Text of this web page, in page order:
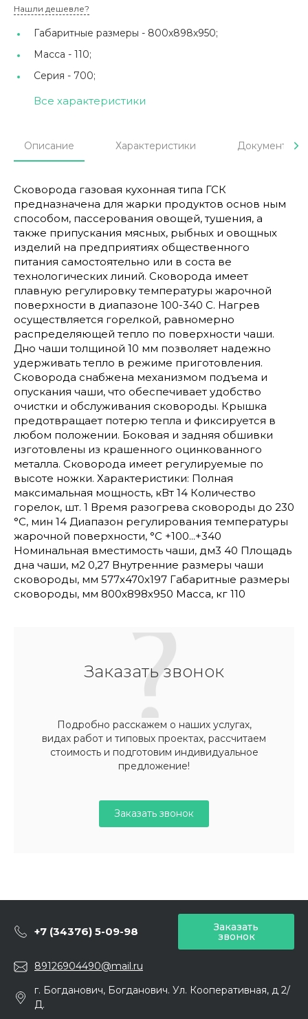
Нашли дешевле?
Габаритные размеры - 800х898х950;
Масса - 110;
Серия - 700;
Все характеристики
Описание Характеристики Документы
Сковорода газовая кухонная типа ГСК
предназначена для жарки продуктов основ ным
способом, пассерования овощей, тушения, а
также припускания мясных, рыбных и овощных
изделий на предприятиях общественного
питания самостоятельно или в соста ве
технологических линий. Сковорода имеет
плавную регулировку температуры жарочной
поверхности в диапазоне 100-340 С. Нагрев
осуществляется горелкой, равномерно
распределяющей тепло по поверхности чаши.
Дно чаши толщиной 10 мм позволяет надежно
удерживать тепло в режиме приготовления.
Сковорода снабжена механизмом подъема и
опускания чаши, что обеспечивает удобство
очистки и обслуживания сковороды. Крышка
предотвращает потерю тепла и фиксируется в
любом положении. Боковая и задняя обшивки
изготовлены из крашенного оцинкованного
металла. Сковорода имеет регулируемые по
высоте ножки. Характеристики: Полная
максимальная мощность, кВт 14 Количество
горелок, шт. 1 Время разогрева сковороды до 230
°C, мин 14 Диапазон регулирования температуры
жарочной поверхности, °С +100...+340
Номинальная вместимость чаши, дм3 40 Площадь
дна чаши, м2 0,27 Внутренние размеры чаши
сковороды, мм 577х470х197 Габаритные размеры
сковороды, мм 800х898х950 Масса, кг 110
Заказать звонок
Подробно расскажем о наших услугах,
видах работ и типовых проектах, рассчитаем
стоимость и подготовим индивидуальное
предложение!
Заказать звонок
+7 (34376) 5-09-98 Заказать
звонок
89126904490@mail.ru
г. Богданович, Богданович. Ул. Кооперативная, д 2/
Д.